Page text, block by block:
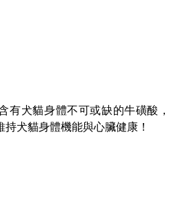
有犬貓身體不可或缺的牛磺酸，
犬貓身體機能與心臟健康！